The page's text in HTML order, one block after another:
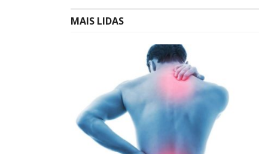
MAIS LIDAS